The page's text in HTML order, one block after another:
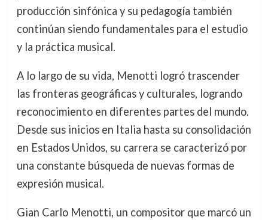
producción sinfónica y su pedagogía también
continúan siendo fundamentales para el estudio
y la práctica musical.
A lo largo de su vida, Menotti logró trascender
las fronteras geográficas y culturales, logrando
reconocimiento en diferentes partes del mundo.
Desde sus inicios en Italia hasta su consolidación
en Estados Unidos, su carrera se caracterizó por
una constante búsqueda de nuevas formas de
expresión musical.
Gian Carlo Menotti, un compositor que marcó un